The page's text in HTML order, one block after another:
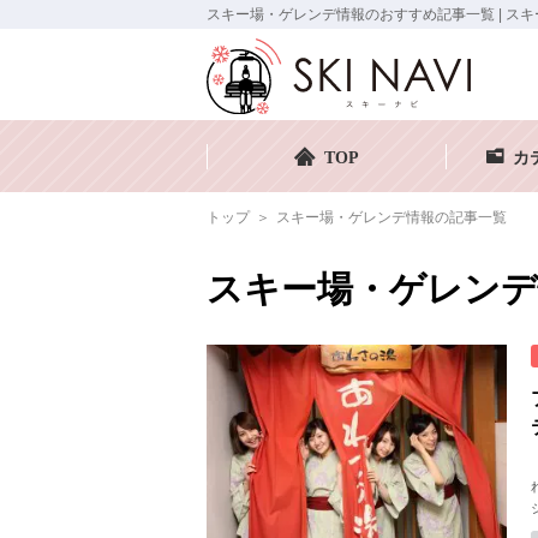
スキー場・ゲレンデ情報のおすすめ記事一覧 | スキ
TOP カ
トップ スキー場・ゲレンデ情報の記事一覧
スキー場・ゲレン